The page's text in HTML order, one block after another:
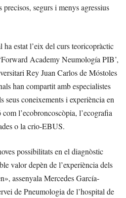
segurs i menys agressius
ha estat l’eix del curs teoricopràctic
Academy Neumología PIB’,
Rey Juan Carlos de Móstoles
han compartit amb especialistes
seus coneixements i experiència en
l’ecobroncoscòpia, l’ecografia
o la crio-EBUS.
possibilitats en el diagnòstic
valor depèn de l’experiència dels
assenyala Mercedes García-
de Pneumologia de l’hospital de